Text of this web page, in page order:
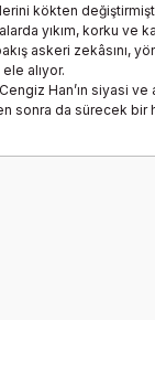
kökten
yıkım, korku ve
askeri zekâsını,
alıyor.
Han’ın siyasi
sonra da sürecek bir